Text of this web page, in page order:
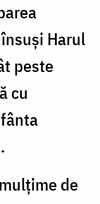
Harul
peste
cu
de